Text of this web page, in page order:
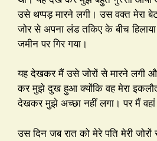
उसे थप्पड़ मारने लगी। उस वक्त मेरा
जोर से अपना लंड तकिए के बीच हिलाया
जमीन पर गिर गया।
यह देखकर मैं उसे जोरों से मारने लगी
कर मुझे दुख हुआ क्योंकि वह मेरा
देखकर मुझे अच्छा नहीं लगा। पर मैं
उस दिन जब रात को मेरे पति मेरी